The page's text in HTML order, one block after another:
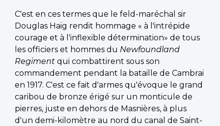
C'est en ces termes que le feld-maréchal sir
Douglas Haig rendit hommage « à l'intrépide
courage et à l'inflexible détermination» de tous
les officiers et hommes du Newfoundland
Regiment qui combattirent sous son
commandement pendant la bataille de Cambrai
en 1917. C'est ce fait d'armes qu'évoque le grand
caribou de bronze érigé sur un monticule de
pierres, juste en dehors de Masnières, à plus
d'un demi-kilomètre au nord du canal de Saint-